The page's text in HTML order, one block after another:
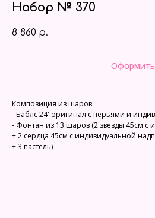
Набор № 370
8 860 р.
Оформить
Композиция из шаров:
- Баблс 24' оригинал с перьями и
- Фонтан из 13 шаров (2 звезды 45см с
+ 2 сердца 45см с индивидуальной
+ 3 пастель)